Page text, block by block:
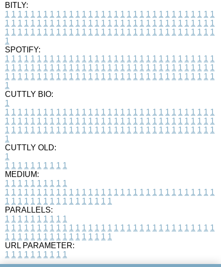
BITLY:
1 1 1 1 1 1 1 1 1 1 1 1 1 1 1 1 1 1 1 1 1 1 1 1 1 1 1 1 1 1 1 1 1
1 1 1 1 1 1 1 1 1 1 1 1 1 1 1 1 1 1 1 1 1 1 1 1 1 1 1 1 1 1 1 1 1
1 1 1 1 1 1 1 1 1 1 1 1 1 1 1 1 1 1 1 1 1 1 1 1 1 1 1 1 1 1 1 1 1
1
SPOTIFY:
1 1 1 1 1 1 1 1 1 1 1 1 1 1 1 1 1 1 1 1 1 1 1 1 1 1 1 1 1 1 1 1 1
1 1 1 1 1 1 1 1 1 1 1 1 1 1 1 1 1 1 1 1 1 1 1 1 1 1 1 1 1 1 1 1 1
1 1 1 1 1 1 1 1 1 1 1 1 1 1 1 1 1 1 1 1 1 1 1 1 1 1 1 1 1 1 1 1 1
1
CUTTLY BIO:
1
1 1 1 1 1 1 1 1 1 1 1 1 1 1 1 1 1 1 1 1 1 1 1 1 1 1 1 1 1 1 1 1 1
1 1 1 1 1 1 1 1 1 1 1 1 1 1 1 1 1 1 1 1 1 1 1 1 1 1 1 1 1 1 1 1 1
1 1 1 1 1 1 1 1 1 1 1 1 1 1 1 1 1 1 1 1 1 1 1 1 1 1 1 1 1 1 1 1 1
1
CUTTLY OLD:
1
1 1 1 1 1 1 1 1 1 1
MEDIUM:
1 1 1 1 1 1 1 1 1 1
1 1 1 1 1 1 1 1 1 1 1 1 1 1 1 1 1 1 1 1 1 1 1 1 1 1 1 1 1 1 1 1 1
1 1 1 1 1 1 1 1 1 1 1 1 1 1 1 1 1
PARALLELS:
1 1 1 1 1 1 1 1 1 1
1 1 1 1 1 1 1 1 1 1 1 1 1 1 1 1 1 1 1 1 1 1 1 1 1 1 1 1 1 1 1 1 1
1 1 1 1 1 1 1 1 1 1 1 1 1 1 1 1 1
URL PARAMETER:
1 1 1 1 1 1 1 1 1 1